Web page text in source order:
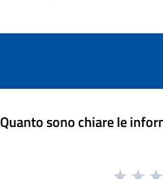
Quanto sono chiare le